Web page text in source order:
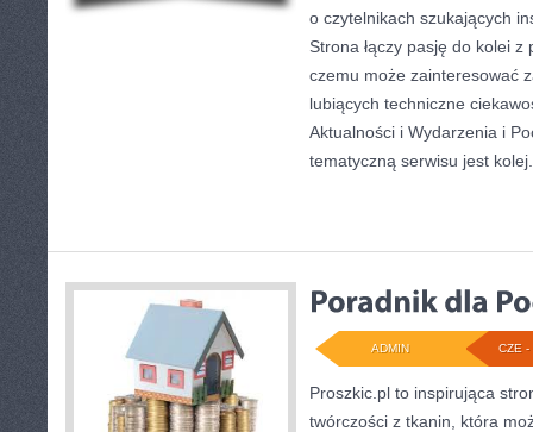
o czytelnikach szukających
Strona łączy pasję do kolei
czemu może zainteresować
lubiących techniczne
Aktualności i Wydarzenia i
tematyczną serwisu jest
CZE -
ADMIN
Proszkic.pl to inspirująca
twórczości z tkanin, która